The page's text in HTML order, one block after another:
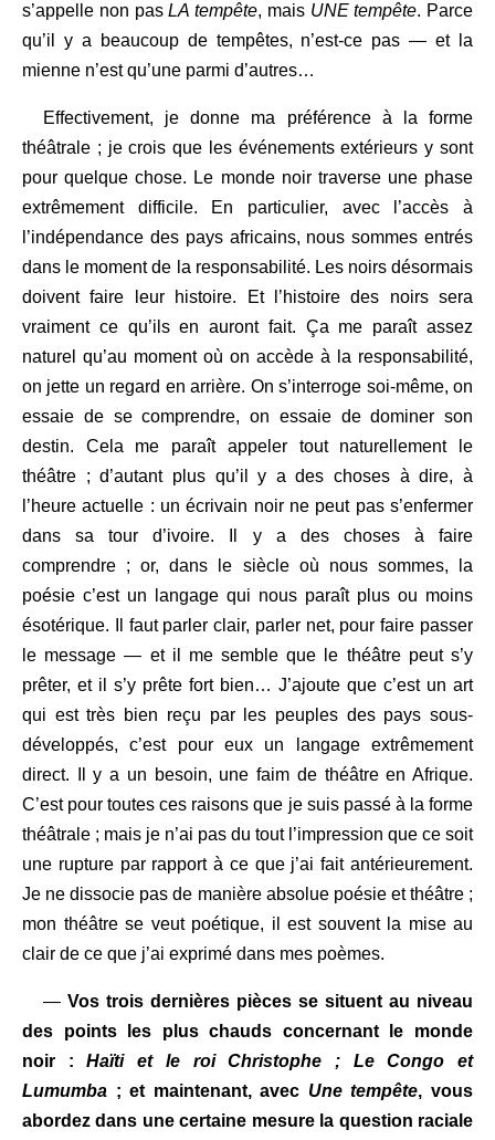
s’appelle non pasLA tempête, mais UNE tempête. Parce
qu’il y a beaucoup de tempêtes, n’est-ce pas — et la
mienne n’est qu’une parmi d’autres…
Effectivement, je donne ma préférence à la forme
théâtrale ; je crois que les événements extérieurs y sont
pour quelque chose. Le monde noir traverse une phase
extrêmement difficile. En particulier, avec l’accès à
l’indépendance des pays africains, nous sommes entrés
dans le moment de la responsabilité. Les noirs désormais
doivent faire leur histoire. Et l’histoire des noirs sera
vraiment ce qu’ils en auront fait. Ça me paraît assez
naturel qu’au moment où on accède à la responsabilité,
on jette un regard en arrière. On s’interroge soi-même, on
essaie de se comprendre, on essaie de dominer son
destin. Cela me paraît appeler tout naturellement le
théâtre ; d’autant plus qu’il y a des choses à dire, à
l’heure actuelle : un écrivain noir ne peut pas s’enfermer
dans sa tour d’ivoire. Il y a des choses à faire
comprendre ; or, dans le siècle où nous sommes, la
poésie c’est un langage qui nous paraît plus ou moins
ésotérique. Il faut parler clair, parler net, pour faire passer
le message — et il me semble que le théâtre peut s’y
prêter, et il s’y prête fort bien… J’ajoute que c’est un art
qui est très bien reçu par les peuples des pays sous-
développés, c’est pour eux un langage extrêmement
direct. Il y a un besoin, une faim de théâtre en Afrique.
C’est pour toutes ces raisons que je suis passé à la forme
théâtrale ; mais je n’ai pas du tout l’impression que ce soit
une rupture par rapport à ce que j’ai fait antérieurement.
Je ne dissocie pas de manière absolue poésie et théâtre ;
mon théâtre se veut poétique, il est souvent la mise au
clair de ce que j’ai exprimé dans mes poèmes.
— Vos trois dernières pièces se situent au niveau
des points les plus chauds concernant le monde
noir :Haïti et le roi Christophe ;
Le Congo et
Lumumba ; et maintenant, avec Une tempête, vous
abordez dans une certaine mesure la question raciale